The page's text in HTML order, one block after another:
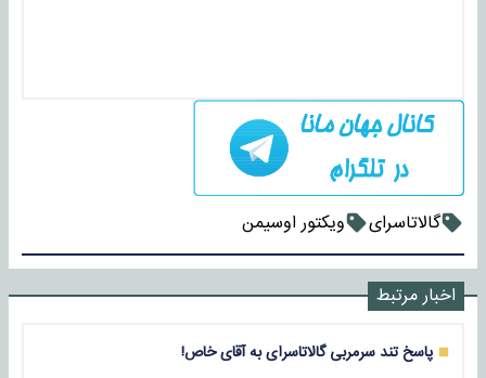
گالاتاسرای ویکتور اوسیمن
اخبار مرتبط
پاسخ تند سرمربی گالاتاسرای به آقای خاص!